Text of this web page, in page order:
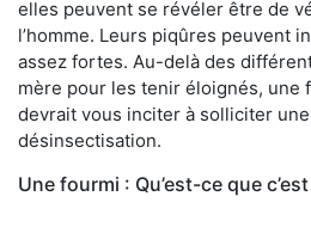
elles peuvent se révéler être de
l’homme. Leurs piqûres peuvent
assez fortes. Au-delà des
mère pour les tenir éloignés, une
devrait vous inciter à solliciter
désinsectisation.
Une fourmi : Qu’est-ce que c’est